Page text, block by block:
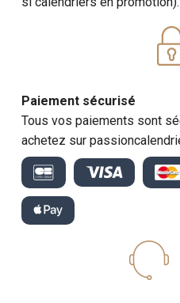
Paiement sécurisé
Tous vos paiements sont
achetez sur